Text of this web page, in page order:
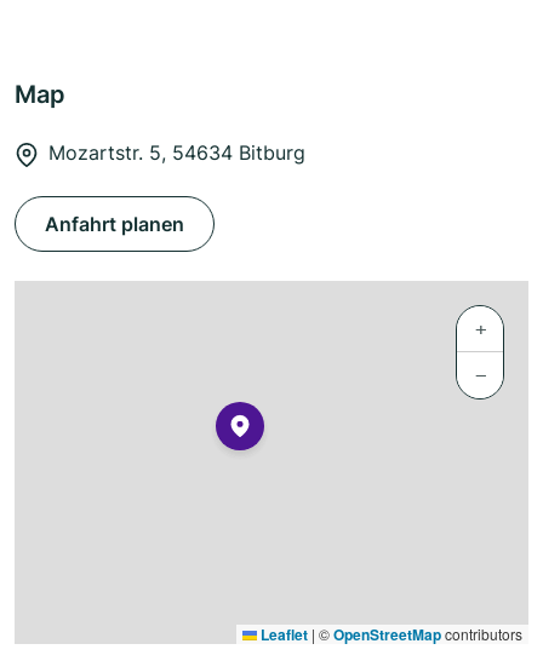
Map
Mozartstr. 5, 54634 Bitburg
Anfahrt planen
+
−
Leaflet | ©OpenStreetMapcontributors